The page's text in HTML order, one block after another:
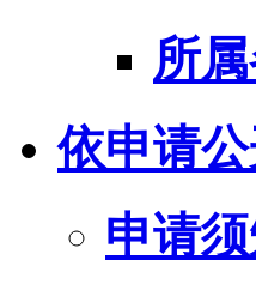
所
依申请
申请